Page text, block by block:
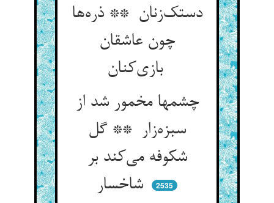
دستک‌زنان ** ذره‌ها
چون عاشقان
بازی‌کنان
چشمها مخمور شد از
سبزه‌زار ** گل
شکوفه می‌کند بر
شاخسار
2535